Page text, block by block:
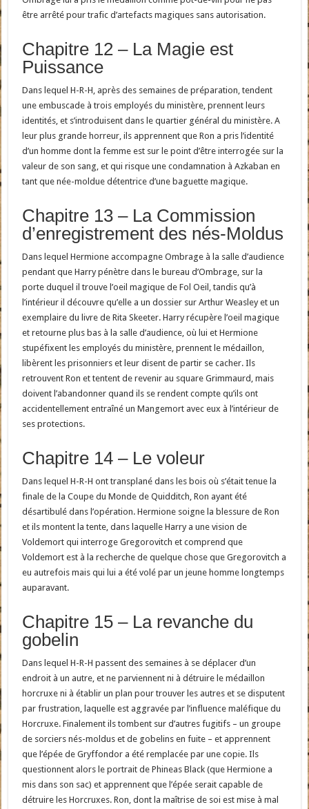
être arrêté pour trafic d’artefacts magiques sans autorisation.
Chapitre 12 – La Magie est
Puissance
Dans lequel H-R-H, après des semaines de préparation, tendent
une embuscade à trois employés du ministère, prennent leurs
identités, et s’introduisent dans le quartier général du ministère. A
leur plus grande horreur, ils apprennent que Ron a pris l’identité
d’un homme dont la femme est sur le point d’être interrogée sur la
valeur de son sang, et qui risque une condamnation à Azkaban en
tant que née-moldue détentrice d’une baguette magique.
Chapitre 13 – La Commission
d’enregistrement des nés-Moldus
Dans lequel Hermione accompagne Ombrage à la salle d’audience
pendant que Harry pénètre dans le bureau d’Ombrage, sur la
porte duquel il trouve l’oeil magique de Fol Oeil, tandis qu’à
l’intérieur il découvre qu’elle a un dossier sur Arthur Weasley et un
exemplaire du livre de Rita Skeeter. Harry récupère l’oeil magique
et retourne plus bas à la salle d’audience, où lui et Hermione
stupéfixent les employés du ministère, prennent le médaillon,
libèrent les prisonniers et leur disent de partir se cacher. Ils
retrouvent Ron et tentent de revenir au square Grimmaurd, mais
doivent l’abandonner quand ils se rendent compte qu’ils ont
accidentellement entraîné un Mangemort avec eux à l’intérieur de
ses protections.
Chapitre 14 – Le voleur
Dans lequel H-R-H ont transplané dans les bois où s’était tenue la
finale de la Coupe du Monde de Quidditch, Ron ayant été
désartibulé dans l’opération. Hermione soigne la blessure de Ron
et ils montent la tente, dans laquelle Harry a une vision de
Voldemort qui interroge Gregorovitch et comprend que
Voldemort est à la recherche de quelque chose que Gregorovitch a
eu autrefois mais qui lui a été volé par un jeune homme longtemps
auparavant.
Chapitre 15 – La revanche du
gobelin
Dans lequel H-R-H passent des semaines à se déplacer d’un
endroit à un autre, et ne parviennent ni à détruire le médaillon
horcruxe ni à établir un plan pour trouver les autres et se disputent
par frustration, laquelle est aggravée par l’influence maléfique du
Horcruxe. Finalement ils tombent sur d’autres fugitifs – un groupe
de sorciers nés-moldus et de gobelins en fuite – et apprennent
que l’épée de Gryffondor a été remplacée par une copie. Ils
questionnent alors le portrait de Phineas Black (que Hermione a
mis dans son sac) et apprennent que l’épée serait capable de
détruire les Horcruxes. Ron, dont la maîtrise de soi est mise à mal